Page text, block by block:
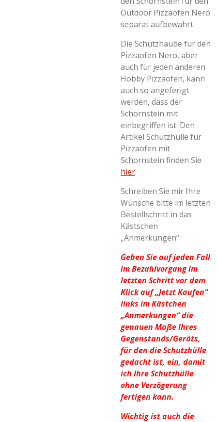
Outdoor Pizzaofen Nero
separat aufbewahrt.
Die Schutzhaube für den
Pizzaofen Nero, aber
auch für jeden anderen
Hobby Pizzaofen, kann
auch so angeferigt
werden, dass der
Schornstein mit
einbegriffen ist. Den
Artikel Schutzhülle für
Pizzaofen mit
Schornstein finden Sie
hier.
Schreiben Sie mir Ihre
Wünsche bitte im letzten
Bestellschritt in das
Kästschen
„Anmerkungen“.
Geben Sie auf jeden Fall
im Bezahlvorgang im
letzten Schritt vor dem
Klick auf „Jetzt Kaufen“
links im Kästchen
„Anmerkungen“ die
genauen Maße Ihres
Gegenstands/Geräts,
für den die Schutzhülle
gedacht ist, ein, damit
ich Ihre Schutzhülle
ohne Verzögerung
fertigen kann.
Wichtig ist auch die